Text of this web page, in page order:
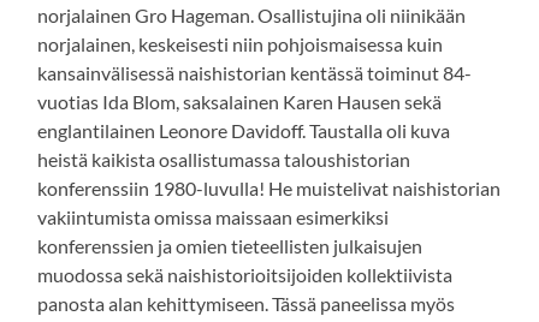
norjalainen Gro Hageman. Osallistujina oli niinikään
norjalainen, keskeisesti niin pohjoismaisessa kuin
kansainvälisessä naishistorian kentässä toiminut 84-
vuotias Ida Blom, saksalainen Karen Hausen sekä
englantilainen Leonore Davidoff. Taustalla oli kuva
heistä kaikista osallistumassa taloushistorian
konferenssiin 1980-luvulla! He muistelivat naishistorian
vakiintumista omissa maissaan esimerkiksi
konferenssien ja omien tieteellisten julkaisujen
muodossa sekä naishistorioitsijoiden kollektiivista
panosta alan kehittymiseen. Tässä paneelissa myös